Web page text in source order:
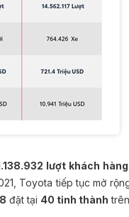
lượt khách hàng
Toyota tiếp tục mở
đặt tại 40 tỉnh thành